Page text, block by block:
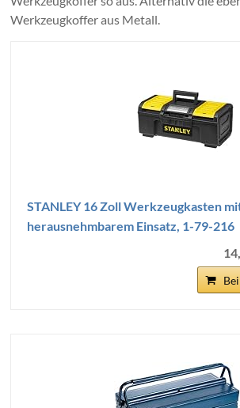
Werkzeugkoffer aus Metall.
STANLEY 16 Zoll Werkzeugkasten
herausnehmbarem Einsatz, 1-79-216